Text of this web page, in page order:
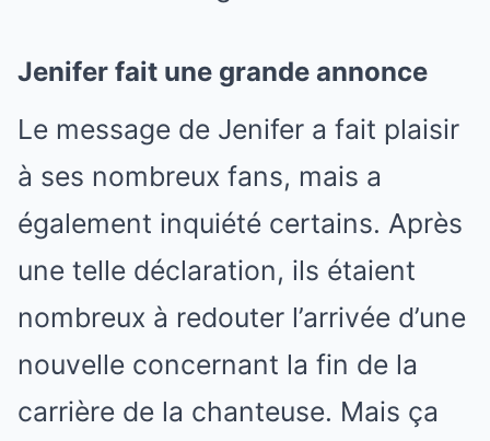
Jenifer fait une grande annonce
Le message de Jenifer a fait plaisir
à ses nombreux fans, mais a
également inquiété certains. Après
une telle déclaration, ils étaient
nombreux à redouter l’arrivée d’une
nouvelle concernant la fin de la
carrière de la chanteuse. Mais ça